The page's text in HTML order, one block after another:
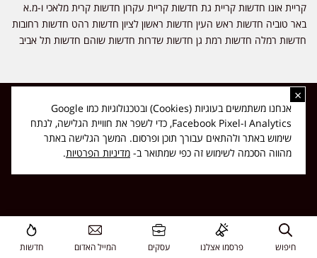
קריית אונו חדשות קריית גת חדשות קריית עקרון חדשות קרית מלאכי ו-מ.א
באר טוביה חדשות ראש העין חדשות ראשון לציון חדשות רהט חדשות רחובות
חדשות רמלה חדשות רמת גן חדשות שדרות חדשות שוהם חדשות תל אביב
כל הזכויות שמורות ל-ליזה ללוצאשווילי - חדשות אפס שמונה - דיווחים בזמן
אמת, נוסד בשנת 2019 | טל' לפרסומים 054-9759222 מייל מערכת
news08.net@gmail.com
Made with ❤ byDIGITA
חיפוש פרסמו אצלנו עסקים המייל האדום חדשות
×
אנחנו משתמשים בעוגיות (Cookies) ובטכנולוגיות כמו Google
Analytics ו-Facebook Pixel, כדי לשפר את חוויית הגלישה, לנתח
שימוש באתר ולהתאים עבורך תוכן ופרסום. המשך הגלישה באתר
מהווה הסכמה לשימוש זה כפי שמתואר ב- מדיניות הפרטיות.